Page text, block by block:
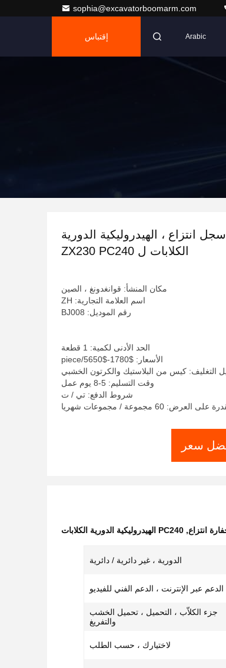
sophia@excavatorboomarm.com
Arabic إقتباس
انتزاع ، الهيدروليكية الدورية
الكلابات ل ZX230 PC240
مكان المنشأ: قوانغدونغ ، الصين
اسم العلامة التجارية: ZH
رقم الموديل: BJ008
الحد الأدنى لكمية: 1 قطعة
الأسعار: $1780-$5650/piece
التغليف: كيس من البلاستيك والكرتون الخشبي
وقت التسليم: 5-8 يوم عمل
شروط الدفع: تي / ت
على العرض: 60 مجموعة / مجموعات شهريا
سعر
انتزاع, PC240 الهيدروليكية الدورية الكلابات
الدورية ، غير دائرية / دائرية
الدعم عبر الإنترنت ، الدعم الفني للفيديو
جزء الكلاّب ، التحميل ، تحميل الخشب
والتفريغ
لاختيارك ، حسب الطلب